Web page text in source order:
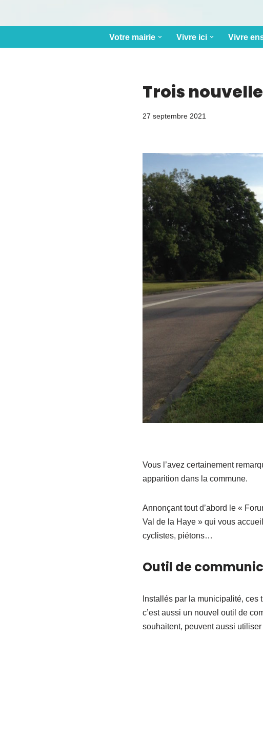
Votre mairie Vivre ici Vivre
Trois
27 septembre 2021
Vous l’avez certainement
apparition dans la commune.
Annonçant tout d’abord le «
Val de la Haye » qui vous
cyclistes, piétons…
Outil de
Installés par la municipalité,
c’est aussi un nouvel outil de
souhaitent, peuvent aussi